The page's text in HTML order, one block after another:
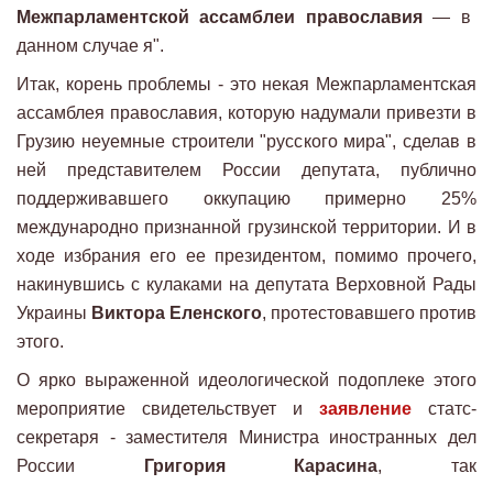
Межпарламентской ассамблеи православия— в
данном случае я".
Итак, корень проблемы - это некая Межпарламентская
ассамблея православия, которую надумали привезти в
Грузию неуемные строители "русского мира", сделав в
ней представителем России депутата, публично
поддерживавшего оккупацию примерно 25%
международно признанной грузинской территории. И в
ходе избрания его ее президентом, помимо прочего,
накинувшись с кулаками на депутата Верховной Рады
Украины Виктора Еленского, протестовавшего против
этого.
О ярко выраженной идеологической подоплеке этого
мероприятие свидетельствует и заявление статс-
секретаря - заместителя Министра иностранных дел
России
Григория Карасина, так